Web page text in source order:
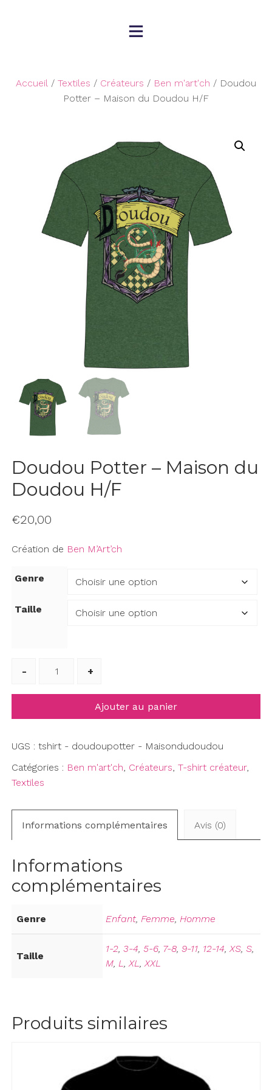
Accueil/ Textiles / Créateurs / Ben m'art'ch / Doudou
Potter – Maison du Doudou H/F
Doudou Potter – Maison du
Doudou H/F
€20,00
Création de Ben M’Art’ch
Genre
Taille
Doudou
Maison
Doudou
H/F
Ajouter au panier
UGS : tshirt - doudoupotter - Maisondudoudou
Catégories : Ben m'art'ch, Créateurs, T-shirt créateur,
Textiles
Informations complémentaires Avis (0)
Informations
complémentaires
Genre Enfant, Femme Homme
Taille
1-2, 3-4 5-6, 7-8, 9-11, 12-14 XS, S,
M, L XL XXL
Produits similaires